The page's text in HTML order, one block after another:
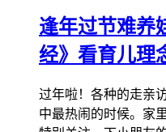
逢年过节难
经》看育儿理
过年啦！各种的走亲
中最热闹的时候。家